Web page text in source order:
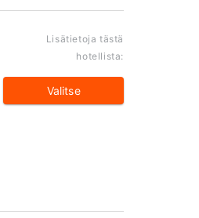
Lisätietoja tästä
hotellista:
Valitse